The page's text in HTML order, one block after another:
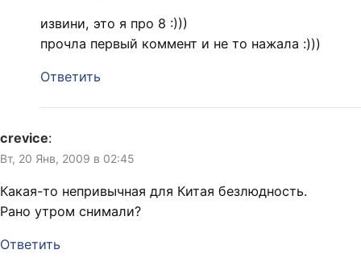
извини, это я про 8 :)))
прочла первый коммент и не то нажала :)))
Ответить
crevice:
Вт, 20 Янв, 2009 в 02:45
Какая-то непривычная для Китая безлюдность.
Рано утром снимали?
Ответить